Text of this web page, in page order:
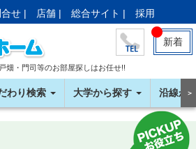
せ | 店舗 | 総合サイト | 採用
新着
畑・門司等のお部屋探しはお任せ!!
わり検索 大学から探す 沿線か＞